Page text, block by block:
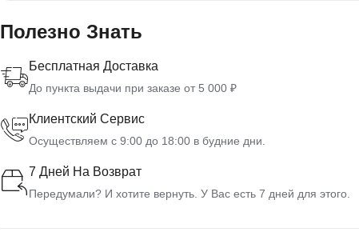
Полезно Знать
Бесплатная Доставка
До пункта выдачи при заказе от 5 000 ₽
Клиентский Сервис
Осуществляем с 9:00 до 18:00 в будние дни.
7 Дней На Возврат
Передумали? И хотите вернуть. У Вас есть 7 дней для этого.